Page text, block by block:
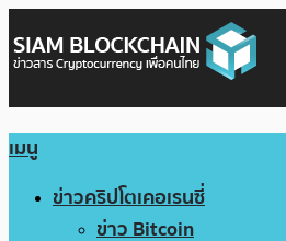
เมนู
ข่าวคริปโตเคอเรนซี่
ข่าว Bitcoin